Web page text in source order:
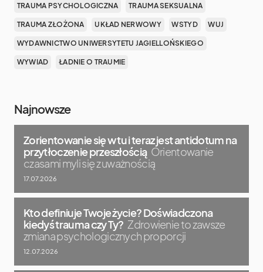
TRAUMA PSYCHOLOGICZNA TRAUMA SEKSUALNA
TRAUMA ZŁOŻONA UKŁAD NERWOWY WSTYD WUJ
WYDAWNICTWO UNIWERSYTETU JAGIELLOŃSKIEGO
WYWIAD ŁADNIE O TRAUMIE
Najnowsze
Zorientowanie się w tu i teraz jest antidotum na
przytłoczenie przeszłością Orientowanie
czasami myli się z uważnością
17.07.2026
Kto definiuje Twoje życie? Doświadczona
kiedyś trauma czy Ty? Zdrowienie to zawsze
zmiana psychologicznych proporcji
12.07.2026